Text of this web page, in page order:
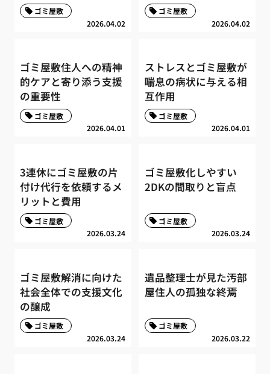
2026.04.02
ゴミ屋敷
2026.04.02
ゴミ屋敷
ゴミ屋敷住人への精神
的ケアと寄り添う支援
の重要性
2026.04.01
ゴミ屋敷
ストレスとゴミ屋敷が
喘息の病状に与える相
互作用
2026.04.01
ゴミ屋敷
3連休にゴミ屋敷の片
付け代行を依頼するメ
リットと費用
2026.03.24
ゴミ屋敷
ゴミ屋敷化しやすい
2DKの間取りと盲点
2026.03.24
ゴミ屋敷
ゴミ屋敷解消に向けた
社会全体での支援文化
の醸成
2026.03.24
ゴミ屋敷
遺品整理士が見た汚部
屋住人の孤独な終焉
2026.03.22
ゴミ屋敷